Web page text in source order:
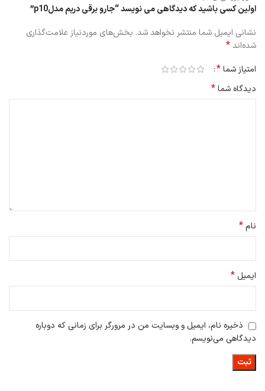
اولین کسی باشید که دیدگاهی می نویسد “جارو برقی دریم مدلp10”
نشانی ایمیل شما منتشر نخواهد شد. بخش‌های موردنیاز علامت‌گذاری
شده‌اند*
امتیاز شما*
دیدگاه شما*
نام*
ایمیل *
ذخیره نام، ایمیل و وبسایت من در مرورگر برای زمانی که دوباره
دیدگاهی می‌نویسم.